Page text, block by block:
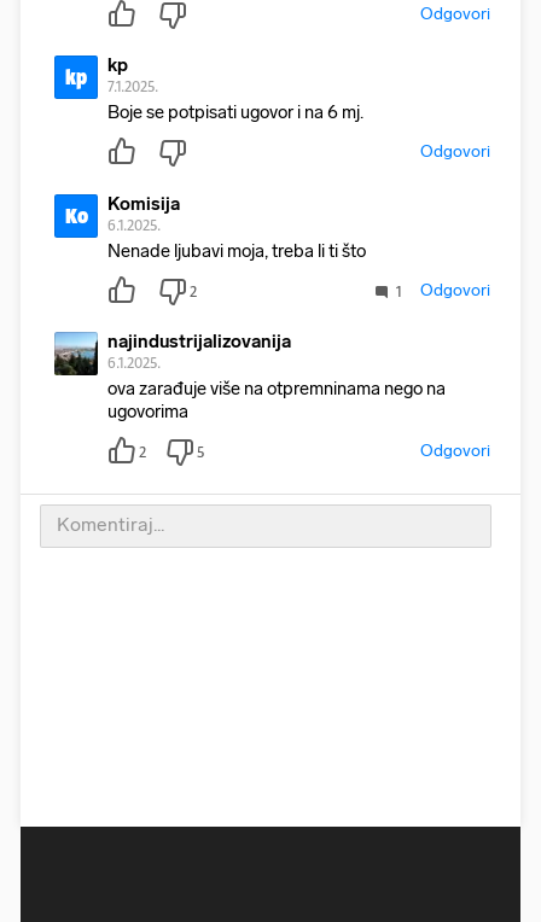
Odgovori
kp kp
7.1.2025.
Boje se potpisati ugovor i na 6 mj.
Odgovori
Ko Komisija
6.1.2025.
Nenade ljubavi moja, treba li ti što
2 1 Odgovori
najindustrijalizovanija
6.1.2025.
ova zarađuje više na otpremninama nego na
ugovorima
2 5 Odgovori